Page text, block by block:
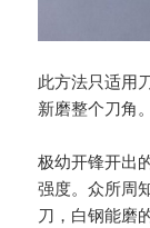
此方法只适用
新磨整个刀角。
极幼开锋开出
强度。众所周
刀，白钢能磨